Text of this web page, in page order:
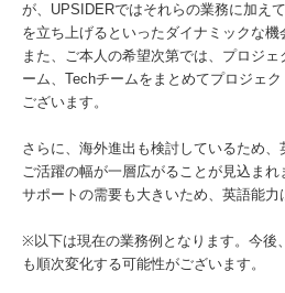
が、UPSIDERではそれらの業務に加え
を立ち上げるといったダイナミックな機
また、ご本人の希望次第では、プロジ
ーム、Techチームをまとめてプロジェ
ございます。
さらに、海外進出も検討しているため
ご活躍の幅が一層広がることが見込ま
サポートの需要も大きいため、英語能力
※以下は現在の業務例となります。今後
も順次変化する可能性がございます。